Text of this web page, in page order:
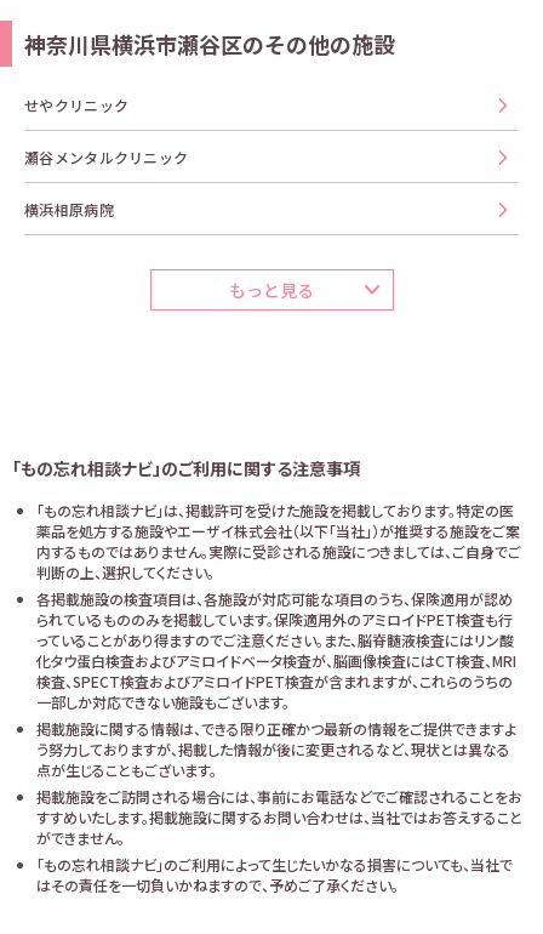
神奈川県横浜市瀬谷区のその他の施設
せやクリニック
瀬谷メンタルクリニック
横浜相原病院
もっと見る
「もの忘れ相談ナビ」のご利用に関する注意事項
「もの忘れ相談ナビ」は、掲載許可を受けた施設を掲載しております。特定の医
薬品を処方する施設やエーザイ株式会社（以下「当社」）が推奨する施設をご案
内するものではありません。実際に受診される施設につきましては、ご自身でご
判断の上、選択してください。
各掲載施設の検査項目は、各施設が対応可能な項目のうち、保険適用が認め
られているもののみを掲載しています。保険適用外のアミロイドPET検査も行
っていることがあり得ますのでご注意ください。また、脳脊髄液検査にはリン酸
化タウ蛋白検査およびアミロイドベータ検査が、脳画像検査にはCT検査、MRI
検査、SPECT検査およびアミロイドPET検査が含まれますが、これらのうちの
一部しか対応できない施設もございます。
掲載施設に関する情報は、できる限り正確かつ最新の情報をご提供できますよ
う努力しておりますが、掲載した情報が後に変更されるなど、現状とは異なる
点が生じることもございます。
掲載施設をご訪問される場合には、事前にお電話などでご確認されることをお
すすめいたします。掲載施設に関するお問い合わせは、当社ではお答えすること
ができません。
「もの忘れ相談ナビ」のご利用によって生じたいかなる損害についても、当社で
はその責任を一切負いかねますので、予めご了承ください。